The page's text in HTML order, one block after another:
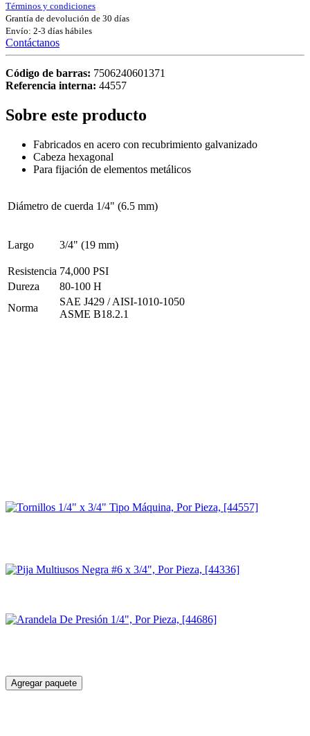
Términos y condiciones
Grantía de devolución de 30 días
Envío: 2-3 días hábiles
Contáctanos
Código de barras: 7506240601371
Referencia interna: 44557
Sobre este producto
Fabricados en acero con recubrimiento galvanizado
Cabeza hexagonal
Para fijación de elementos metálicos
Diámetro de cuerda 1/4" (6.5 mm)
Largo 3/4" (19 mm)
Resistencia 74,000 PSI
Dureza
80-100 H
Norma
SAE J429 / AISI-1010-1050
ASME B18.2.1
Agregar paquete